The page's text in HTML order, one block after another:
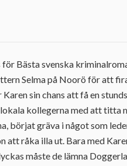
Bästa svenska
Selma på Noorö för att
sin chans att få en
kollegerna med att titta
börjat gräva i något som
att råka illa ut. Bara med
måste de lämna